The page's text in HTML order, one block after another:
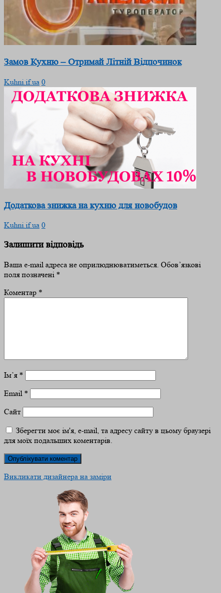
Замов Кухню – Отримай Літній Відпочинок
Kuhni.if.ua 0
Додаткова знижка на кухню для новобудов
Kuhni.if.ua 0
Залишити відповідь
Ваша e-mail адреса не оприлюднюватиметься. Обов’язкові
поля позначені *
Коментар *
Ім’я *
Email *
Сайт
Зберегти моє ім'я, e-mail, та адресу сайту в цьому браузері
для моїх подальших коментарів.
Викликати дизайнера на заміри